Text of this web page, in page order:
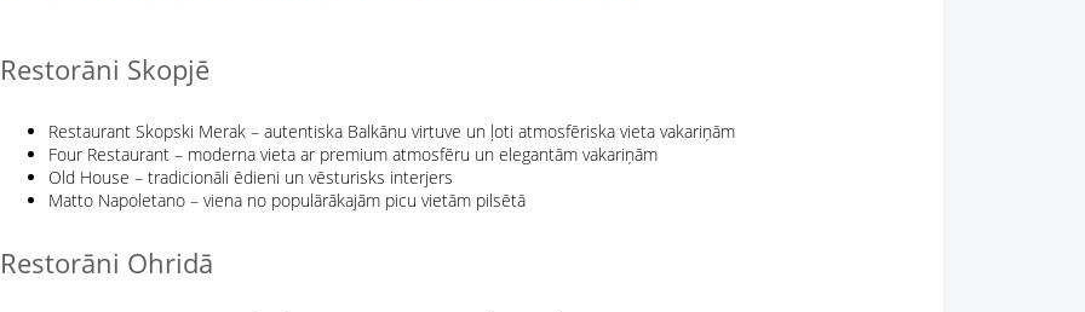
Restorāni Skopjē
Restaurant Skopski Merak – autentiska Balkānu virtuve un ļoti atmosfēriska vieta vakariņām
Four Restaurant – moderna vieta ar premium atmosfēru un elegantām vakariņām
Old House – tradicionāli ēdieni un vēsturisks interjers
Matto Napoletano – viena no populārākajām picu vietām pilsētā
Restorāni Ohridā